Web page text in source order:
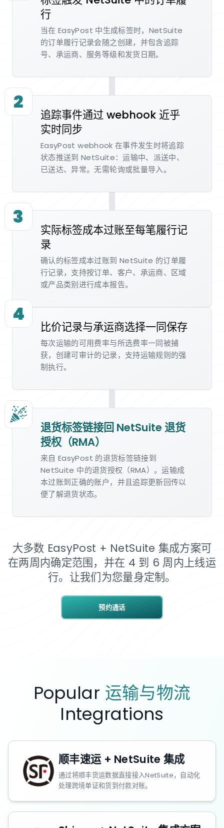
行
当在 EasyPost 中生成标签时，NetSuite
的订单履行记录会随之创建，并包含追踪
号、承运商、服务等级和发货日期。
2
追踪事件通过 webhook 近乎
实时同步
EasyPost webhook 在事件发生时将追踪
状态推送到 NetSuite：运输中、派送中、
已送达、异常。无需轮询或批量导入。
3
实际标签成本过账至每笔履行记
录
确认的标签成本过账到 NetSuite 的订单履
行记录，支持按订单、客户、承运商、区域
或产品类别进行成本报告。
4
比价记录与承运商选择一同保存
每次运输的可用费率与所选费率一同被捕
获，创建可审计的记录，支持运输规则的强
制执行。
退货标签链接回 NetSuite 退货
授权（RMA）
来自 EasyPost 的退货标签链接到
NetSuite 中的退货授权（RMA）。运输成
本过账到正确的账户，并且追踪更新回传以
便了解退货状态。
预约通话
大多数 EasyPost + NetSuite 集成方案可
在两周内确定范围，并在 4 到 6 周内上线运
行。让我们为您量身定制。
Popular 运输与物流
Integrations
顺丰速运 + NetSuite 集成
通过将顺丰货运数据直接接入NetSuite，自动化
处理跨境单证和货到付款对账。